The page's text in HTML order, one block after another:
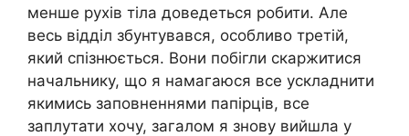
менше рухів тіла доведеться робити. Але
весь відділ збунтувався, особливо третій,
який спізнюється. Вони побігли скаржитися
начальнику, що я намагаюся все ускладнити
якимись заповненнями папірців, все
заплутати хочу, загалом я знову вийшла у